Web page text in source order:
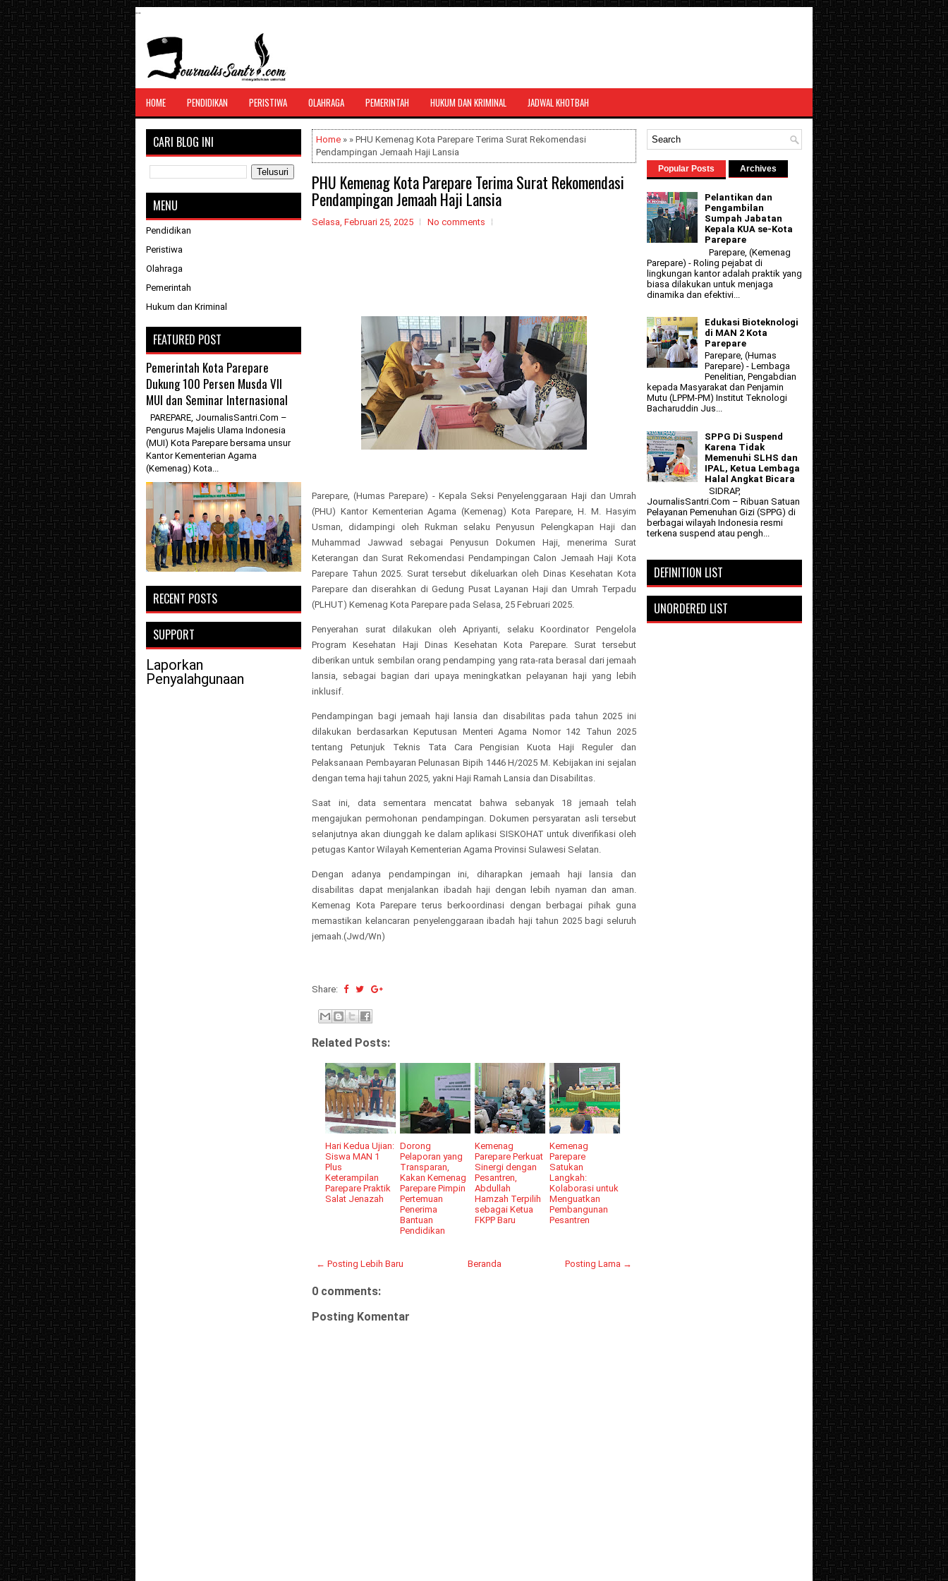
--
SANTRI JURNALIS
Menghimpun seluruh berita, tulisan, jurnal bernuansa agama yang dapat
HOME PENDIDIKAN PERISTIWA OLAHRAGA PEMERINTAH HUKUM DAN KRIMINAL JADWAL KHOTBAH
Home » » PHU Kemenag Kota Parepare Terima Surat Rekomendasi
Pendampingan Jemaah Haji Lansia
PHU Kemenag Kota Parepare Terima Surat Rekomendasi
Pendampingan Jemaah Haji Lansia
Selasa, Februari 25, 2025 No comments
Parepare, (Humas Parepare) - Kepala Seksi Penyelenggaraan Haji dan Umrah
(PHU) Kantor Kementerian Agama (Kemenag) Kota Parepare, H. M. Hasyim
Usman, didampingi oleh Rukman selaku Penyusun Pelengkapan Haji dan
Muhammad Jawwad sebagai Penyusun Dokumen Haji, menerima Surat
Keterangan dan Surat Rekomendasi Pendampingan Calon Jemaah Haji Kota
Parepare Tahun 2025. Surat tersebut dikeluarkan oleh Dinas Kesehatan Kota
Parepare dan diserahkan di Gedung Pusat Layanan Haji dan Umrah Terpadu
(PLHUT) Kemenag Kota Parepare pada Selasa, 25 Februari 2025.
Penyerahan surat dilakukan oleh Apriyanti, selaku Koordinator Pengelola
Program Kesehatan Haji Dinas Kesehatan Kota Parepare. Surat tersebut
diberikan untuk sembilan orang pendamping yang rata-rata berasal dari jemaah
lansia, sebagai bagian dari upaya meningkatkan pelayanan haji yang lebih
inklusif.
Pendampingan bagi jemaah haji lansia dan disabilitas pada tahun 2025 ini
dilakukan berdasarkan Keputusan Menteri Agama Nomor 142 Tahun 2025
tentang Petunjuk Teknis Tata Cara Pengisian Kuota Haji Reguler dan
Pelaksanaan Pembayaran Pelunasan Bipih 1446 H/2025 M. Kebijakan ini sejalan
dengan tema haji tahun 2025, yakni Haji Ramah Lansia dan Disabilitas.
Saat ini, data sementara mencatat bahwa sebanyak 18 jemaah telah
mengajukan permohonan pendampingan. Dokumen persyaratan asli tersebut
selanjutnya akan diunggah ke dalam aplikasi SISKOHAT untuk diverifikasi oleh
petugas Kantor Wilayah Kementerian Agama Provinsi Sulawesi Selatan.
Dengan adanya pendampingan ini, diharapkan jemaah haji lansia dan
disabilitas dapat menjalankan ibadah haji dengan lebih nyaman dan aman.
Kemenag Kota Parepare terus berkoordinasi dengan berbagai pihak guna
memastikan kelancaran penyelenggaraan ibadah haji tahun 2025 bagi seluruh
jemaah.(Jwd/Wn)
Share:
Related Posts:
Hari Kedua Ujian:
Siswa MAN 1
Plus
Keterampilan
Parepare Praktik
Salat Jenazah
Dorong
Pelaporan yang
Transparan,
Kakan Kemenag
Parepare Pimpin
Pertemuan
Penerima
Bantuan
Pendidikan
Kemenag
Parepare Perkuat
Sinergi dengan
Pesantren,
Abdullah
Hamzah Terpilih
sebagai Ketua
FKPP Baru
Kemenag
Parepare
Satukan
Langkah:
Kolaborasi untuk
Menguatkan
Pembangunan
Pesantren
← Posting Lebih Baru Posting Lama →
Beranda
0 comments:
Posting Komentar
CARI BLOG INI
MENU
Pendidikan
Peristiwa
Olahraga
Pemerintah
Hukum dan Kriminal
FEATURED POST
Pemerintah Kota Parepare
Dukung 100 Persen Musda VII
MUI dan Seminar Internasional
PAREPARE, JournalisSantri.Com –
Pengurus Majelis Ulama Indonesia
(MUI) Kota Parepare bersama unsur
Kantor Kementerian Agama
(Kemenag) Kota...
RECENT POSTS
SUPPORT
Laporkan
Penyalahgunaan
Popular Posts Archives
Pelantikan dan
Pengambilan
Sumpah Jabatan
Kepala KUA se-Kota
Parepare
Parepare, (Kemenag
Parepare) - Roling pejabat di
lingkungan kantor adalah praktik yang
biasa dilakukan untuk menjaga
dinamika dan efektivi...
Edukasi Bioteknologi
di MAN 2 Kota
Parepare
Parepare, (Humas
Parepare) - Lembaga
Penelitian, Pengabdian
kepada Masyarakat dan Penjamin
Mutu (LPPM-PM) Institut Teknologi
Bacharuddin Jus...
SPPG Di Suspend
Karena Tidak
Memenuhi SLHS dan
IPAL, Ketua Lembaga
Halal Angkat Bicara
SIDRAP,
JournalisSantri.Com – Ribuan Satuan
Pelayanan Pemenuhan Gizi (SPPG) di
berbagai wilayah Indonesia resmi
terkena suspend atau pengh...
DEFINITION LIST
UNORDERED LIST